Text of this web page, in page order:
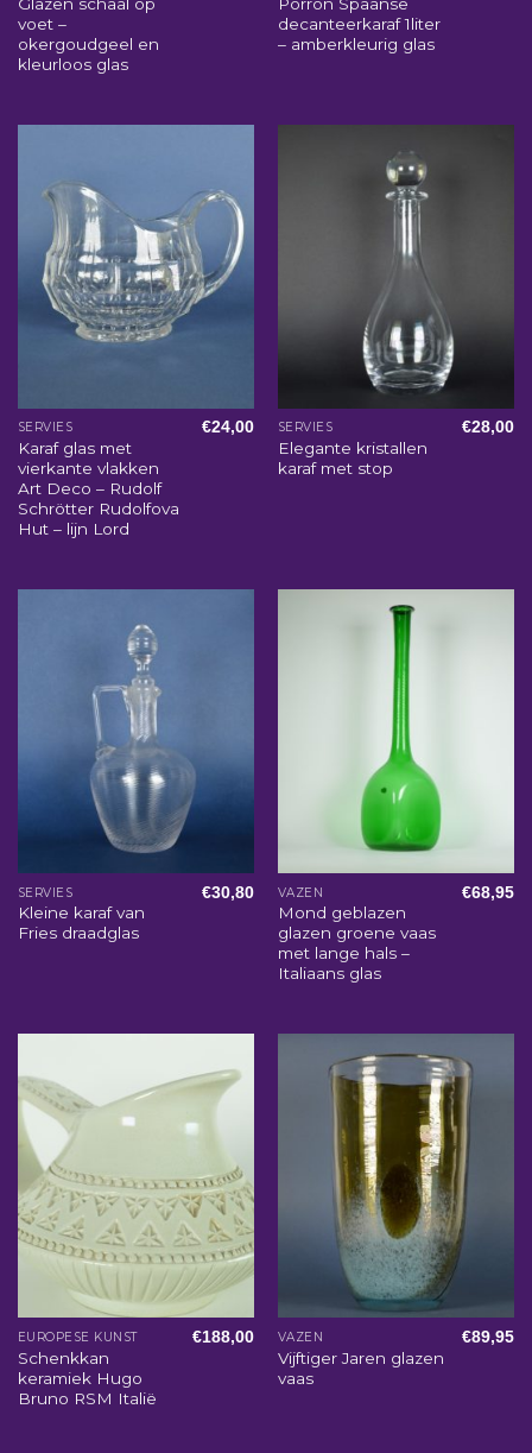
voet –
okergoudgeel en
kleurloos glas
decanteerkaraf 1liter
– amberkleurig glas
SERVIES
Karaf glas met
vierkante vlakken
Art Deco – Rudolf
Schrötter Rudolfova
Hut – lijn Lord
€24,00 SERVIES
Elegante kristallen
karaf met stop
€28,00
SERVIES
Kleine karaf van
Fries draadglas
€30,80 VAZEN
Mond geblazen
glazen groene vaas
met lange hals –
Italiaans glas
€68,95
EUROPESE KUNST
Schenkkan
keramiek Hugo
Bruno RSM Italië
€188,00 VAZEN
Vijftiger Jaren glazen
vaas
€89,95